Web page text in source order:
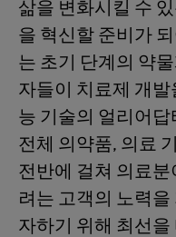
삶을 변화시킬 수
을 혁신할 준비가
는 초기 단계의 약
자들이 치료제 개
능 기술의 얼리어
전체 의약품, 의료
전반에 걸쳐 의료
려는 고객의 노력
자하기 위해 최선을